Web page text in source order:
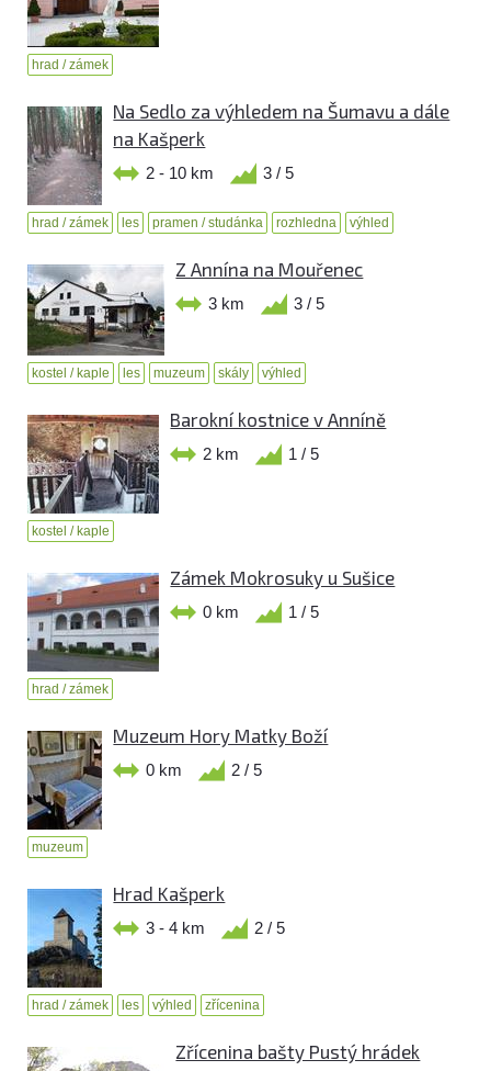
hrad / zámek
Na Sedlo za výhledem na Šumavu a dále
na Kašperk
2 - 10 km 3 / 5
hrad / zámek les pramen / studánka rozhledna výhled
Z Annína na Mouřenec
3 km 3 / 5
kostel / kaple les muzeum skály výhled
Barokní kostnice v Anníně
2 km 1 / 5
kostel / kaple
Zámek Mokrosuky u Sušice
0 km 1 / 5
hrad / zámek
Muzeum Hory Matky Boží
0 km 2 / 5
muzeum
Hrad Kašperk
3 - 4 km 2 / 5
hrad / zámek les výhled zřícenina
Zřícenina bašty Pustý hrádek